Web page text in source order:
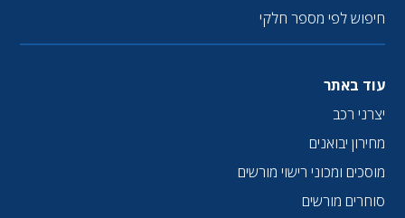
חיפוש לפי מספר חלקי
עוד באתר
יצרני רכב
מחירון יבואנים
מוסכים ומכוני רישוי מורשים
סוחרים מורשים